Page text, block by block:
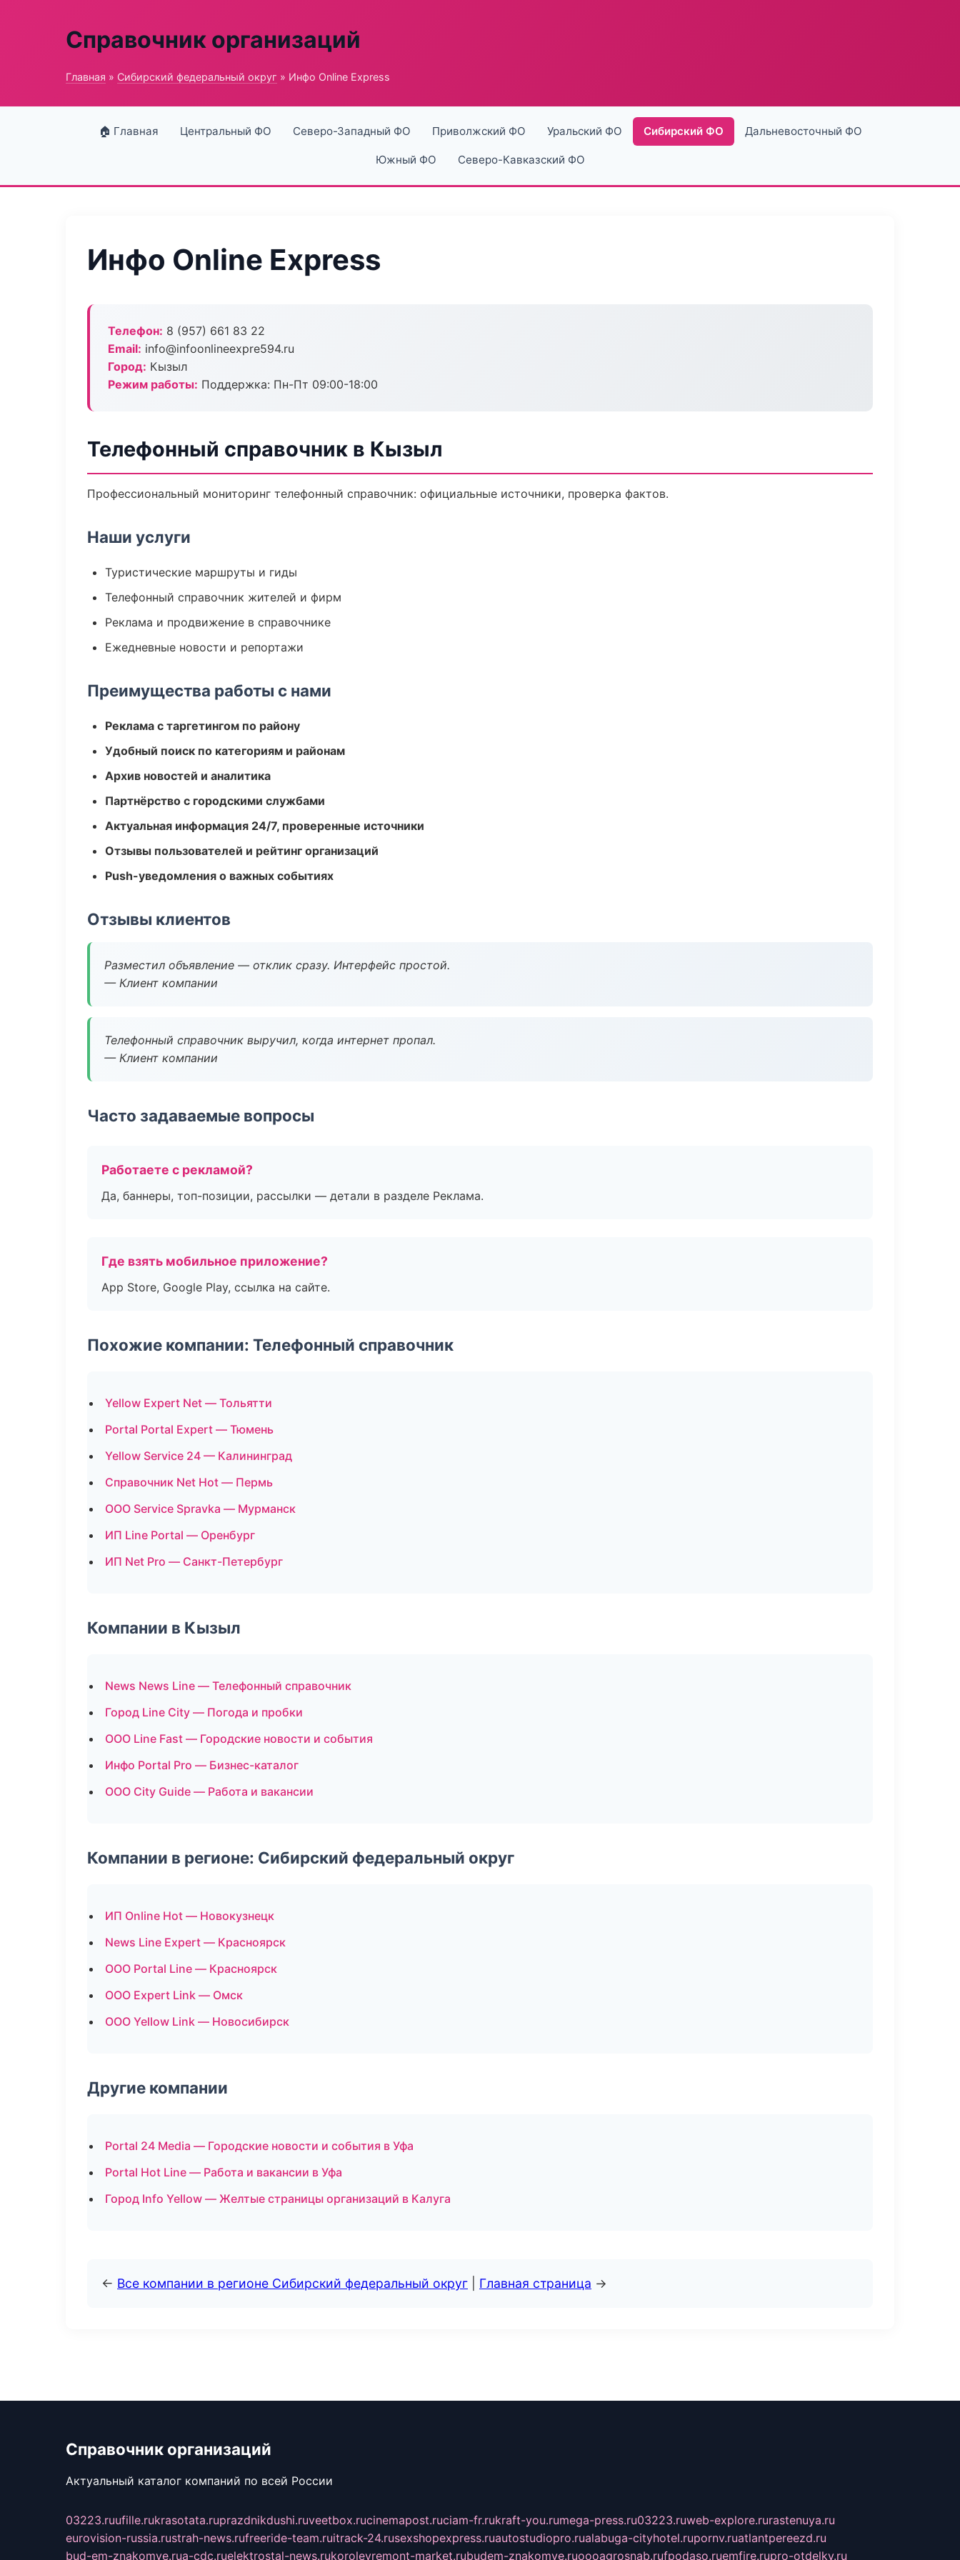
Справочник организаций
Главная » Сибирский федеральный округ » Инфо Online Express
🏠 Главная Центральный ФО Северо-Западный ФО Приволжский ФО Уральский ФО Сибирский ФО Дальневосточный ФО
Южный ФО Северо-Кавказский ФО
Инфо Online Express
Телефон: 8 (957) 661 83 22
Email: info@infoonlineexpre594.ru
Город: Кызыл
Режим работы: Поддержка: Пн-Пт 09:00-18:00
Телефонный справочник в Кызыл
Профессиональный мониторинг телефонный справочник: официальные источники, проверка фактов.
Наши услуги
Туристические маршруты и гиды
Телефонный справочник жителей и фирм
Реклама и продвижение в справочнике
Ежедневные новости и репортажи
Преимущества работы с нами
Реклама с таргетингом по району
Удобный поиск по категориям и районам
Архив новостей и аналитика
Партнёрство с городскими службами
Актуальная информация 24/7, проверенные источники
Отзывы пользователей и рейтинг организаций
Push-уведомления о важных событиях
Отзывы клиентов
Разместил объявление — отклик сразу. Интерфейс простой.
— Клиент компании
Телефонный справочник выручил, когда интернет пропал.
— Клиент компании
Часто задаваемые вопросы
Работаете с рекламой?
Да, баннеры, топ-позиции, рассылки — детали в разделе Реклама.
Где взять мобильное приложение?
App Store, Google Play, ссылка на сайте.
Похожие компании: Телефонный справочник
Yellow Expert Net — Тольятти
Portal Portal Expert — Тюмень
Yellow Service 24 — Калининград
Справочник Net Hot — Пермь
ООО Service Spravka — Мурманск
ИП Line Portal — Оренбург
ИП Net Pro — Санкт-Петербург
Компании в Кызыл
News News Line — Телефонный справочник
Город Line City — Погода и пробки
ООО Line Fast — Городские новости и события
Инфо Portal Pro — Бизнес-каталог
ООО City Guide — Работа и вакансии
Компании в регионе: Сибирский федеральный округ
ИП Online Hot — Новокузнецк
News Line Expert — Красноярск
ООО Portal Line — Красноярск
ООО Expert Link — Омск
ООО Yellow Link — Новосибирск
Другие компании
Portal 24 Media — Городские новости и события в Уфа
Portal Hot Line — Работа и вакансии в Уфа
Город Info Yellow — Желтые страницы организаций в Калуга
← Все компании в регионе Сибирский федеральный округ Главная страница →
Справочник организаций
Актуальный каталог компаний по всей России
03223.ruufille.rukrasotata.ruprazdnikdushi.ruveetbox.rucinemapost.ruciam-fr.rukraft-you.rumega-press.ru03223.ruweb-explore.rurastenuya.ru
eurovision-russia.rustrah-news.rufreeride-team.ruitrack-24.rusexshopexpress.ruautostudiopro.rualabuga-cityhotel.rupornv.ruatlantpereezd.ru
bud-em-znakomye.rua-cdc.ruelektrostal-news.rukorolevremont-market.rubudem-znakomye.ruoooagrosnab.rufpodaso.ruemfire.rupro-otdelky.ru